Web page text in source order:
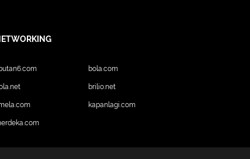
bola.com
brilio.net
kapanlagi.com